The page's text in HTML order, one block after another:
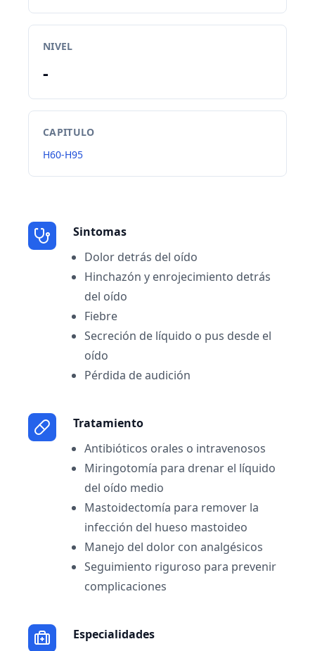
NIVEL
-
CAPITULO
H60-H95
Sintomas
Dolor detrás del oído
Hinchazón y enrojecimiento detrás
del oído
Fiebre
Secreción de líquido o pus desde el
oído
Pérdida de audición
Tratamiento
Antibióticos orales o intravenosos
Miringotomía para drenar el líquido
del oído medio
Mastoidectomía para remover la
infección del hueso mastoideo
Manejo del dolor con analgésicos
Seguimiento riguroso para prevenir
complicaciones
Especialidades